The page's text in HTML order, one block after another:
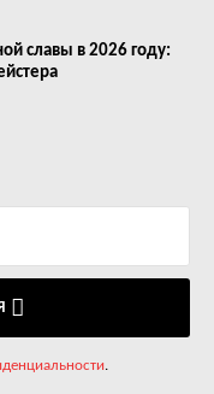
славы в 2026 году:
.